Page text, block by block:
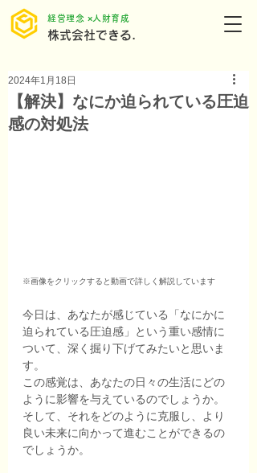
株式会社できる.
​経営理念 ×人財育成
【解決】なにか迫られている圧迫
感の対処法
2024年1月18日
※画像をクリックすると動画で詳しく解説しています
今日は、あなたが感じている「なにかに
迫られている圧迫感」という重い感情に
ついて、深く掘り下げてみたいと思いま
す。
この感覚は、あなたの日々の生活にどの
ように影響を与えているのでしょうか。
そして、それをどのように克服し、より
良い未来に向かって進むことができるの
でしょうか。